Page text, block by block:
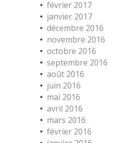
février 2017
janvier 2017
décembre 2016
novembre 2016
octobre 2016
septembre 2016
août 2016
juin 2016
mai 2016
avril 2016
mars 2016
février 2016